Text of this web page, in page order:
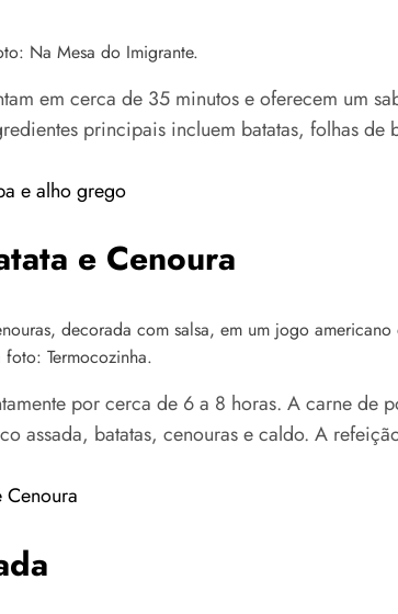
Na Mesa do Imigrante.
em cerca de 35 minutos e oferecem um
principais incluem batatas, folhas
e alho grego
e Cenoura
Termocozinha.
por cerca de 6 a 8 horas. A carne de
assada, batatas, cenouras e caldo. A
Cenoura